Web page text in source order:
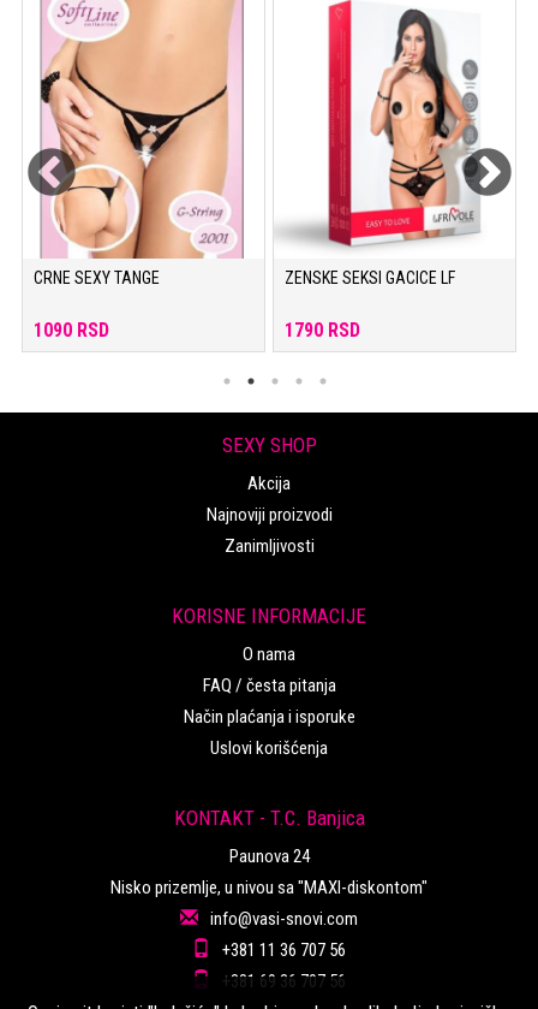
CRNE SEXY TANGE
1090 RSD
ZENSKE SEKSI GACICE LF
1790 RSD
SEXY SHOP
Akcija
Najnoviji proizvodi
Zanimljivosti
KORISNE INFORMACIJE
O nama
FAQ / česta pitanja
Način plaćanja i isporuke
Uslovi korišćenja
KONTAKT - T.C. Banjica
Paunova 24
Nisko prizemlje, u nivou sa "MAXI-diskontom"
info@vasi-snovi.com
+381 11 36 707 56
+381 69 36 707 56